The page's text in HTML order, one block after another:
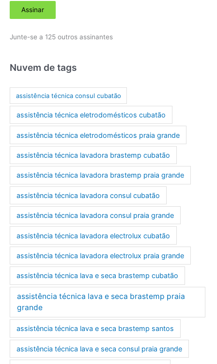
e
o
e
a
Assinar
Junte-se a 125 outros assinantes
Nuvem de tags
assistência técnica consul cubatão
assistência técnica eletrodomésticos cubatão
assistência técnica eletrodomésticos praia grande
assistência técnica lavadora brastemp cubatão
assistência técnica lavadora brastemp praia grande
assistência técnica lavadora consul cubatão
assistência técnica lavadora consul praia grande
assistência técnica lavadora electrolux cubatão
assistência técnica lavadora electrolux praia grande
assistência técnica lava e seca brastemp cubatão
assistência técnica lava e seca brastemp praia
grande
assistência técnica lava e seca brastemp santos
assistência técnica lava e seca consul praia grande